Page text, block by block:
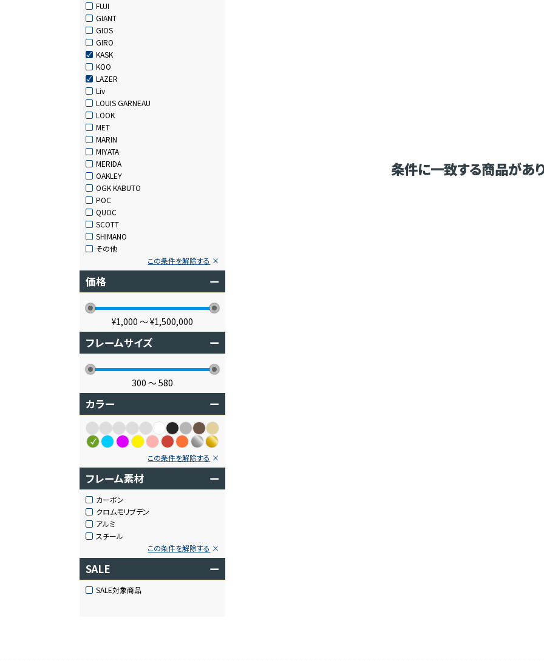
FUJI
GIANT
GIOS
GIRO
KASK
KOO
LAZER
Liv
LOUIS GARNEAU
LOOK
MET
MARIN
MIYATA
MERIDA
OAKLEY
OGK KABUTO
POC
QUOC
SCOTT
SHIMANO
その他
この条件を解除する
価格 ー
¥1,000 〜¥1,500,000
フレームサイズ ー
300 〜580
カラー ー
この条件を解除する
フレーム素材 ー
カーボン
クロムモリブデン
アルミ
スチール
この条件を解除する
SALE ー
SALE対象商品
条件に一致する商品があ